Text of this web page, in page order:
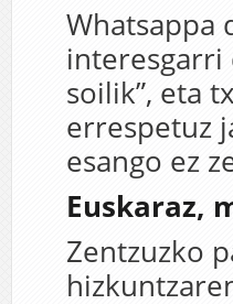
Whatsappa
interesgarri
soilik”, eta
errespetuz
esango ez
Euskaraz,
Zentzuzko